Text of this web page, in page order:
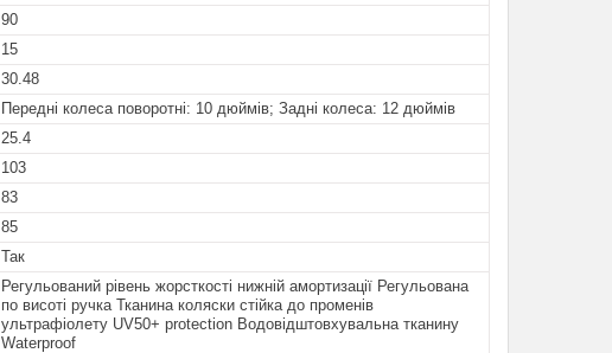
90
15
30.48
Передні колеса поворотні: 10 дюймів; Задні колеса: 12 дюймів
25.4
103
83
85
Так
Регульований рівень жорсткості нижній амортизації Регульована
по висоті ручка Тканина коляски стійка до променів
ультрафіолету UV50+ protection Водовідштовхувальна тканину
Waterproof